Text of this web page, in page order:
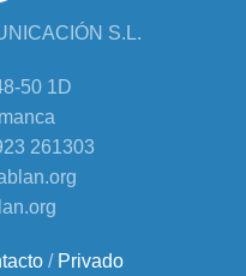
S.L.
50 1D
261303
/ Privado